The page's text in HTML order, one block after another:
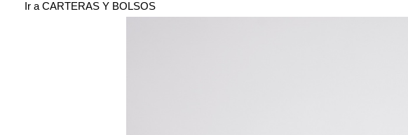
Ir a CARTERAS Y BOLSOS